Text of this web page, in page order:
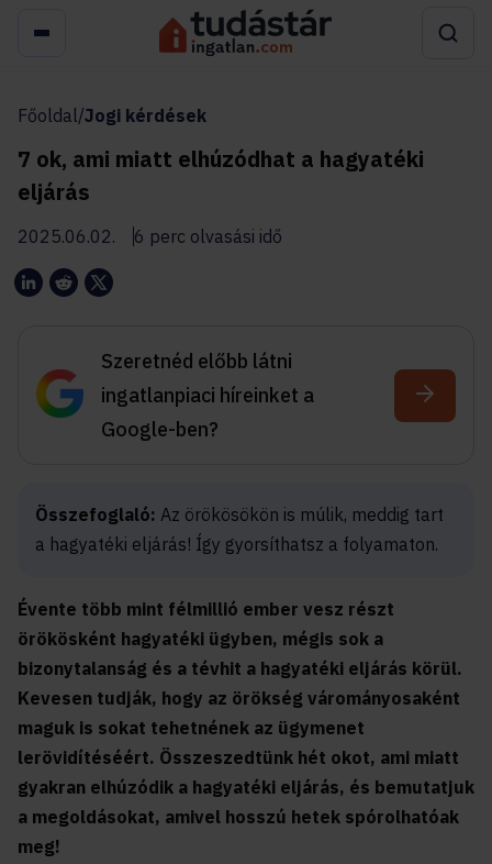
Főoldal/Jogi kérdések
7 ok, ami miatt elhúzódhat a hagyatéki
eljárás
2025.06.02. 6 perc olvasási idő
Szeretnéd előbb látni
ingatlanpiaci híreinket a
Google-ben?
Összefoglaló: Az örökösökön is múlik, meddig tart
a hagyatéki eljárás! Így gyorsíthatsz a folyamaton.
Évente több mint félmillió ember vesz részt
örökösként hagyatéki ügyben, mégis sok a
bizonytalanság és a tévhit a hagyatéki eljárás körül.
Kevesen tudják, hogy az örökség várományosaként
maguk is sokat tehetnének az ügymenet
lerövidítéséért. Összeszedtünk hét okot, ami miatt
gyakran elhúzódik a hagyatéki eljárás, és bemutatjuk
a megoldásokat, amivel hosszú hetek spórolhatóak
meg!